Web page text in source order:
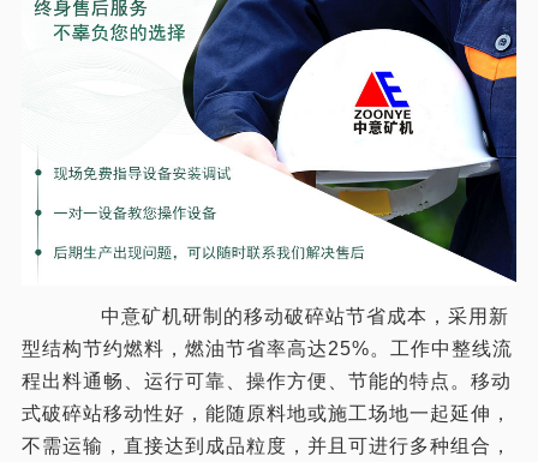
中意矿机研制的移动破碎站节省成本，采用新
型结构节约燃料，燃油节省率高达25%。工作中整线流
程出料通畅、运行可靠、操作方便、节能的特点。移动
式破碎站移动性好，能随原料地或施工场地一起延伸，
不需运输，直接达到成品粒度，并且可进行多种组合，